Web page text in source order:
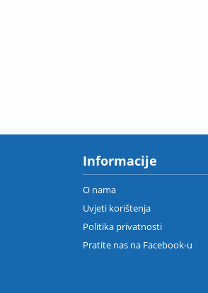
Informacije
O nama
Uvjeti korištenja
Politika privatnosti
Pratite nas na Facebook-u